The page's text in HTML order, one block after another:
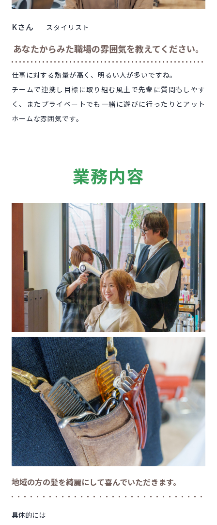
Kさん スタイリスト
あなたからみた職場の雰囲気を教えてください。
仕事に対する熱量が高く、明るい人が多いですね。
チームで連携し目標に取り組む風土で先輩に質問もしやす
く、またプライベートでも一緒に遊びに行ったりとアット
ホームな雰囲気です。
業務内容
地域の方の髪を綺麗にして喜んでいただきます。
具体的には